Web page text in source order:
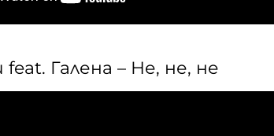
Галена – Не, не, не